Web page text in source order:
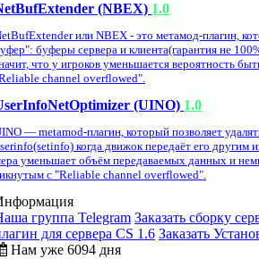
(NBEX) 1.0
или NBEX - это метамод-плагин,
буферы сервера и клиента(гарантия не
что у игроков уменьшается вероятность
channel overflowed".
(UINO) 1.0
— metamod-плагин, который позволяет
когда движок передаёт его другим
уменьшает объём передаваемых данных и
с "Reliable channel overflowed".
группа Telegram Заказать сборку
для сервера CS 1.6 Заказать
Нам уже 6094 дня